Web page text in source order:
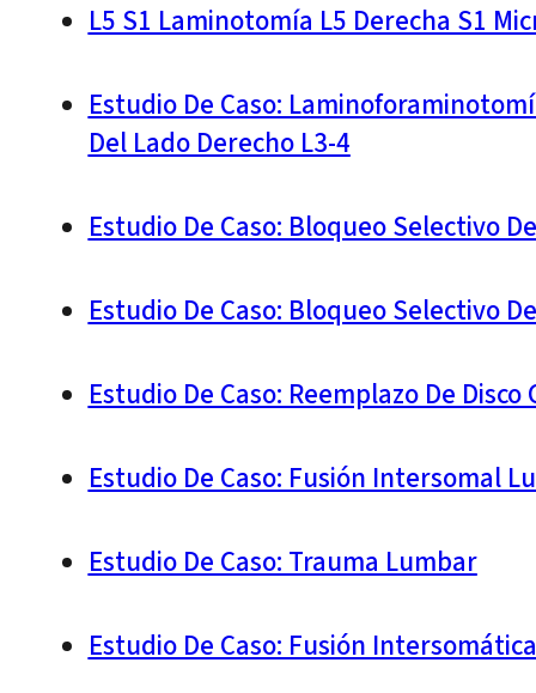
L5 S1 Laminotomía L5 Derecha S1
Estudio De Caso:
Del Lado Derecho L3-4
Estudio De Caso: Bloqueo Selectivo
Estudio De Caso: Bloqueo Selectivo
Estudio De Caso: Reemplazo De Disco
Estudio De Caso: Fusión Intersomal
Estudio De Caso: Trauma Lumbar
Estudio De Caso: Fusión